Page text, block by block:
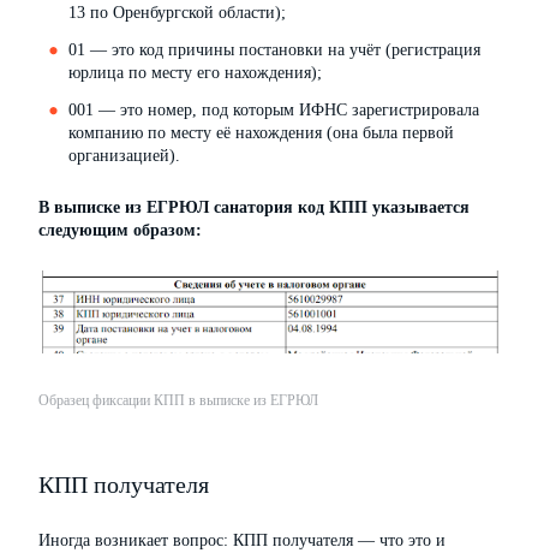
13 по Оренбургской области);
01 — это код причины постановки на учёт (регистрация
юрлица по месту его нахождения);
001 — это номер, под которым ИФНС зарегистрировала
компанию по месту её нахождения (она была первой
организацией).
В выписке из ЕГРЮЛ санатория код КПП указывается
следующим образом:
Образец фиксации КПП в выписке из ЕГРЮЛ
КПП получателя
Иногда возникает вопрос: КПП получателя — что это и